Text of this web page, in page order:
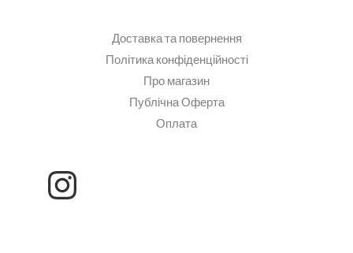
Доставка та повернення
Політика конфіденційності
Про магазин
Публічна Оферта
Оплата